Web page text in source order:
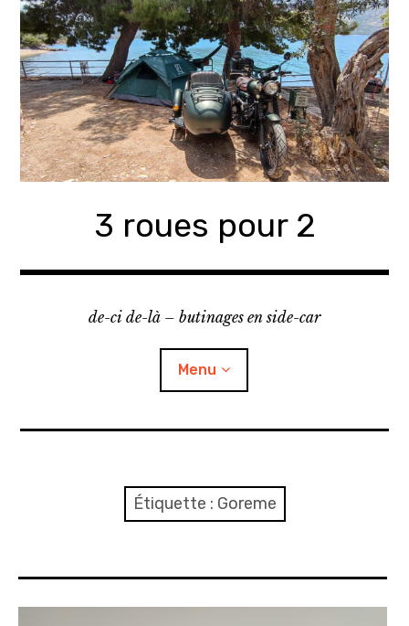
Accéder
contenu
principal
3 roues pour 2
de-ci de-là – butinages en side-car
Menu
Confidentialité
Itinéraire(s)
Étiquette : Goreme